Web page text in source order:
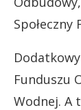
Społeczny
Funduszu
Wodnej. A